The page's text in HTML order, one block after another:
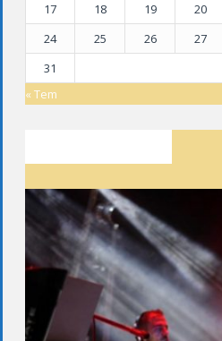
17
18 19 20
24
25 26 27
31
« Tem